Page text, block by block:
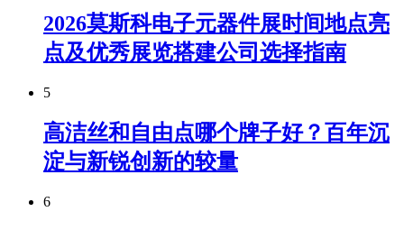
2026莫斯科电子元器件展时间地点亮
点及优秀展览搭建公司选择指南
5
高洁丝和自由点哪个牌子好？百年沉
淀与新锐创新的较量
6